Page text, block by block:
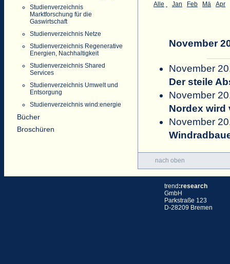
Studienverzeichnis
Marktforschung für die
Gaswirtschaft
Studienverzeichnis Netze
Studienverzeichnis Regenerative
Energien, Nachhaltigkeit
Studienverzeichnis Shared
Services
Studienverzeichnis Umwelt und
Entsorgung
Studienverzeichnis wind:energie
Bücher
Broschüren
Alle Jan Feb Mä Apr
November
November
Der steile
November
Nordex wird
November
nach oben
trend :research
GmbH
Parkstraße 123
D-28209 Bremen